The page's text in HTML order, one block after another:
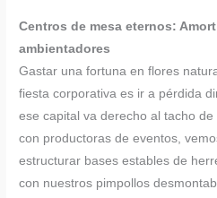
Centros de mesa eternos:
ambientadores
Gastar una fortuna en flores
fiesta corporativa es ir a pérdida
ese capital va derecho al tacho de
con productoras de eventos,
estructurar bases estables de
con nuestros pimpollos